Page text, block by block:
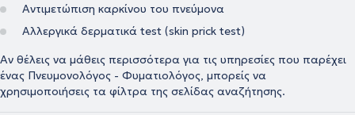
Αντιμετώπιση καρκίνου του πνεύμονα
Αλλεργικά δερματικά test (skin prick test)
Αν θέλεις να μάθεις περισσότερα για τις υπηρεσίες που παρέχει
ένας Πνευμονολόγος - Φυματιολόγος, μπορείς να
χρησιμοποιήσεις τα φίλτρα της σελίδας αναζήτησης.